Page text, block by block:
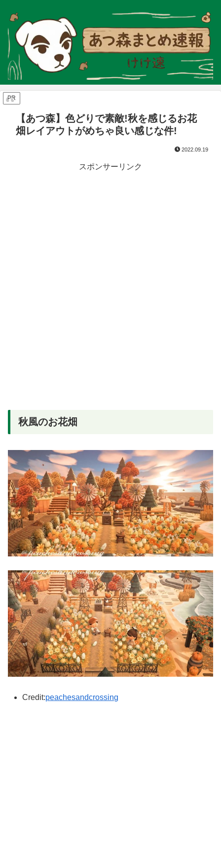
PR
【あつ森】色どりで素敵!秋を感じるお花
畑レイアウトがめちゃ良い感じな件!
2022.09.19
スポンサーリンク
秋風のお花畑
Credit:peachesandcrossing